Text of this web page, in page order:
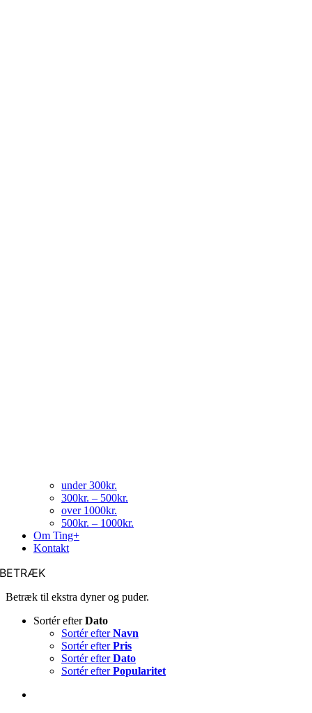
under 300kr.
300kr. – 500kr.
over 1000kr.
500kr. – 1000kr.
Om Ting+
Kontakt
BETRÆK
Betræk til ekstra dyner og puder.
Sortér efterDato
Sortér efterNavn
Sortér efterPris
Sortér efterDato
Sortér efterPopularitet